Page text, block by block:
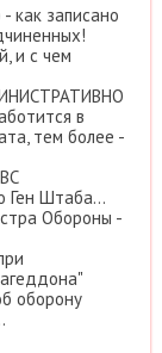
как записано
и с чем
в
тем более -
Ген Штаба...
Обороны -
оборону